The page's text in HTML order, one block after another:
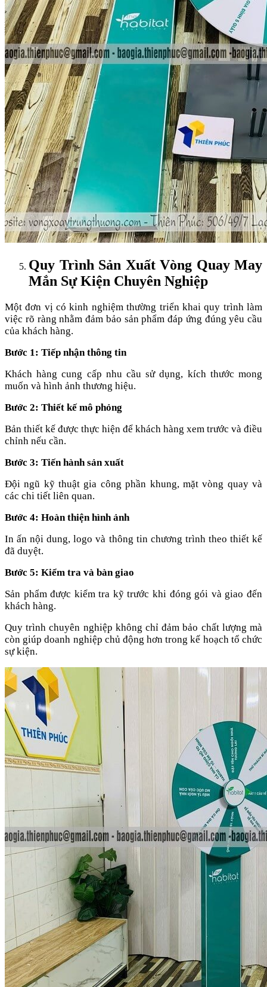
Quy Trình Sản Xuất Vòng Quay May
Mắn Sự Kiện Chuyên Nghiệp
Một đơn vị có kinh nghiệm thường triển khai quy trình làm
việc rõ ràng nhằm đảm bảo sản phẩm đáp ứng đúng yêu cầu
của khách hàng.
Bước 1: Tiếp nhận thông tin
Khách hàng cung cấp nhu cầu sử dụng, kích thước mong
muốn và hình ảnh thương hiệu.
Bước 2: Thiết kế mô phỏng
Bản thiết kế được thực hiện để khách hàng xem trước và điều
chỉnh nếu cần.
Bước 3: Tiến hành sản xuất
Đội ngũ kỹ thuật gia công phần khung, mặt vòng quay và
các chi tiết liên quan.
Bước 4: Hoàn thiện hình ảnh
In ấn nội dung, logo và thông tin chương trình theo thiết kế
đã duyệt.
Bước 5: Kiểm tra và bàn giao
Sản phẩm được kiểm tra kỹ trước khi đóng gói và giao đến
khách hàng.
Quy trình chuyên nghiệp không chỉ đảm bảo chất lượng mà
còn giúp doanh nghiệp chủ động hơn trong kế hoạch tổ chức
sự kiện.